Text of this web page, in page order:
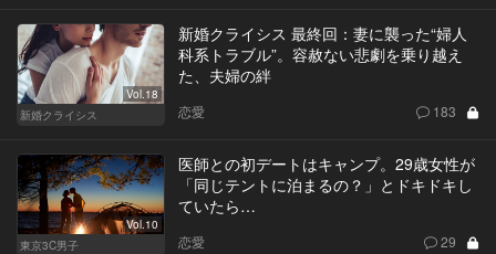
Vol.18
新婚クライシス
新婚クライシス 最終回：妻に襲った“婦人
科系トラブル”。容赦ない悲劇を乗り越え
た、夫婦の絆
恋愛 183
Vol.10
東京3C男子
医師との初デートはキャンプ。29歳女性が
「同じテントに泊まるの？」とドキドキし
ていたら…
恋愛 29